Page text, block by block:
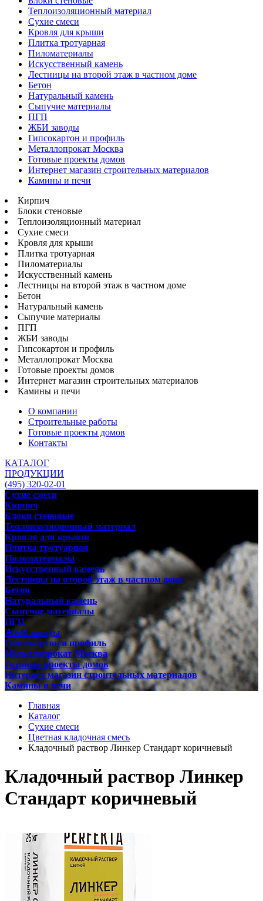
Теплоизоляционный материал
Сухие смеси
Кровля для крыши
Плитка тротуарная
Пиломатериалы
Искусственный камень
Лестницы на второй этаж в частном доме
Бетон
Натуральный камень
Сыпучие материалы
ПГП
ЖБИ заводы
Гипсокартон и профиль
Металлопрокат Москва
Готовые проекты домов
Интернет магазин строительных материалов
Камины и печи
Кирпич
Блоки стеновые
Теплоизоляционный материал
Сухие смеси
Кровля для крыши
Плитка тротуарная
Пиломатериалы
Искусственный камень
Лестницы на второй этаж в частном доме
Бетон
Натуральный камень
Сыпучие материалы
ПГП
ЖБИ заводы
Гипсокартон и профиль
Металлопрокат Москва
Готовые проекты домов
Интернет магазин строительных материалов
Камины и печи
О компании
Строительные работы
Готовые проекты домов
Контакты
КАТАЛОГ
ПРОДУКЦИИ
(495) 320-02-01
Сухие смеси
Кирпич
Блоки стеновые
Теплоизоляционный материал
Кровля для крыши
Плитка тротуарная
Пиломатериалы
Искусственный камень
Лестницы на второй этаж в частном доме
Бетон
Натуральный камень
Сыпучие материалы
ПГП
ЖБИ заводы
Гипсокартон и профиль
Металлопрокат Москва
Готовые проекты домов
Интернет магазин строительных материалов
Камины и печи
Главная
Каталог
Сухие смеси
Цветная кладочная смесь
Кладочный раствор Линкер Стандарт коричневый
Кладочный раствор Линкер
Стандарт коричневый